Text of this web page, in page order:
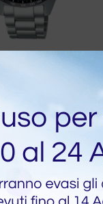
Prospex
Schwarz